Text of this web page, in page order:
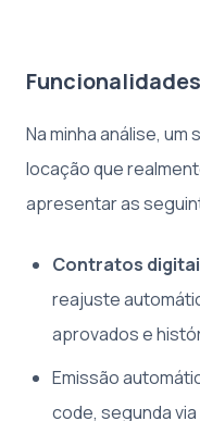
Na minha análise, um
locação que
apresentar as
Contratos
reajuste
aprovados e
Emissão
code, segunda